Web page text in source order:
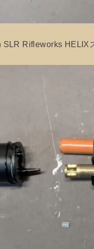
Rifleworks HELIX